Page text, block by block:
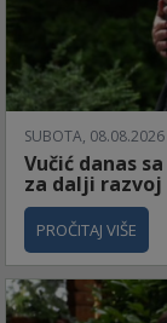
SUBOTA,
Vučić danas
za dalji razvoj
PROČITAJ VIŠE